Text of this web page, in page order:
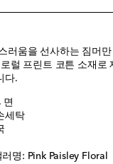
러움을 선사하는 짐머
럴 프린트 코튼 소재로
다.
면
세탁
명: Pink Paisley Floral